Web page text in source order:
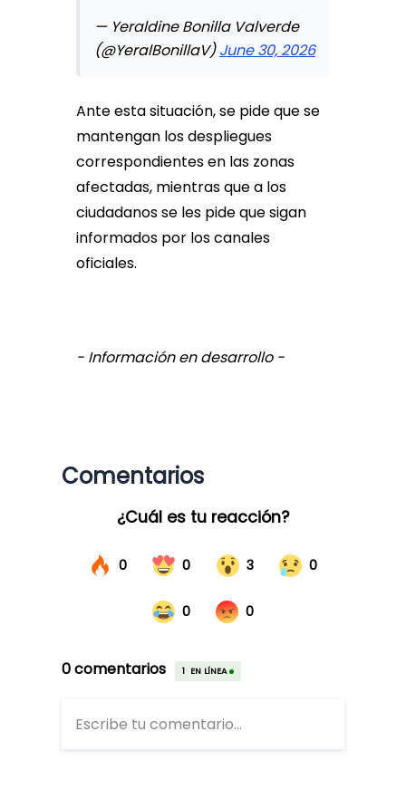
— Yeraldine Bonilla Valverde
(@YeralBonillaV)June 30, 2026
Ante esta situación, se pide que se
mantengan los despliegues
correspondientes en las zonas
afectadas, mientras que a los
ciudadanos se les pide que sigan
informados por los canales
oficiales.
- Información en desarrollo -
Comentarios